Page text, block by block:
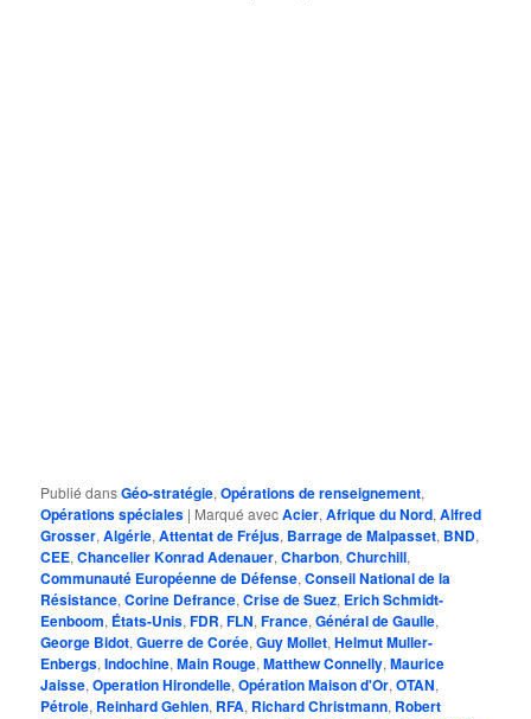
Publié dansGéo-stratégie,Opérations de renseignement,
Opérations spéciales | Marqué avecAcier,Afrique du Nord,Alfred
Grosser,Algérie,Attentat de Fréjus, Barrage de Malpasset, BND,
CEE,Chancelier Konrad Adenauer,Charbon,Churchill,
Communauté Européenne de Défense,Conseil National de la
Résistance,Corine Defrance,Crise de Suez, Erich Schmidt-
Eenboom, États-Unis,FDR,FLN,France,Général de Gaulle,
George Bidot,Guerre de Corée,Guy Mollet,Helmut Muller-
Enbergs,Indochine,Main Rouge,Matthew Connelly,Maurice
Jaisse,Operation Hirondelle,Opération Maison d'Or,OTAN,
Pétrole, Reinhard Gehlen, RFA, Richard Christmann, Robert